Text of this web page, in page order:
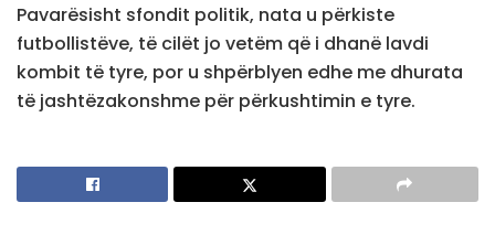
Pavarësisht sfondit politik, nata u përkiste
futbollistëve, të cilët jo vetëm që i dhanë lavdi
kombit të tyre, por u shpërblyen edhe me dhurata
të jashtëzakonshme për përkushtimin e tyre.